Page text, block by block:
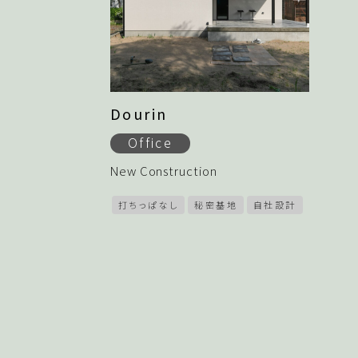
Dourin
Office
New Construction
打ちっぱなし 秘密基地 自社設計